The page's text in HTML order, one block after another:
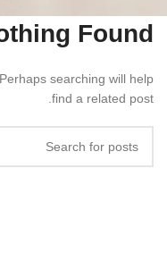
Found
searching will help
find a related post.